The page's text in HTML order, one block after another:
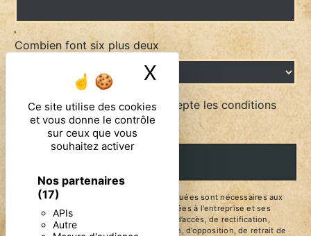
Ce site utilise des cookies
et vous donne le contrôle
sur ceux que vous
souhaitez activer
Nos partenaires
(17)
APIs
Autre
X Masquer le
Combien font six plus deux
En cochant cette case, j'accepte les conditions
particulières ci-dessous **
** Les données personnelles communiquées sont nécessaires aux
fins de vous contacter. Elles sont destinées à l'entreprise et ses
sous-traitants. Vous disposez de droits d’accès, de rectification,
d’effacement, de portabilité, de limitation, d’opposition, de retrait de